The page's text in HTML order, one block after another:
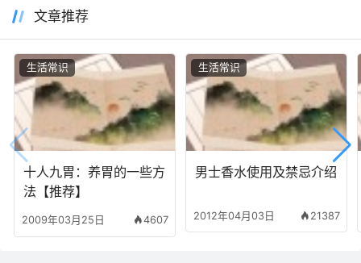
文章推荐
十人九胃：养胃的一些方
法【推荐】
2009年03月25日 4607
生活常识
男士香水使用及禁忌介绍
2012年04月03日 21387
生活常识